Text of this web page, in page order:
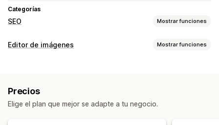
Categorías
SEO Mostrar funciones
Herramientas de SEO
Redireccionamiento
Metaetiqueta Fragmentos enriquecidos JSON-LD
Editor de imágenes Mostrar funciones
Texto alternativo
Precios
Elige el plan que mejor se adapte a tu negocio.